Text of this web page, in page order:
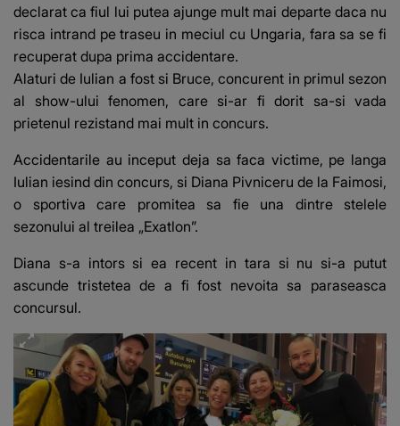
declarat ca fiul lui putea ajunge mult mai departe daca nu
risca intrand pe traseu in meciul cu Ungaria, fara sa se fi
recuperat dupa prima accidentare.
Alaturi de Iulian a fost si Bruce, concurent in primul sezon
al show-ului fenomen, care si-ar fi dorit sa-si vada
prietenul rezistand mai mult in concurs.
Accidentarile au inceput deja sa faca victime, pe langa
Iulian iesind din concurs, si Diana Pivniceru de la Faimosi,
o sportiva care promitea sa fie una dintre stelele
sezonului al treilea „Exatlon”.
Diana s-a intors si ea recent in tara si nu si-a putut
ascunde tristetea de a fi fost nevoita sa paraseasca
concursul.